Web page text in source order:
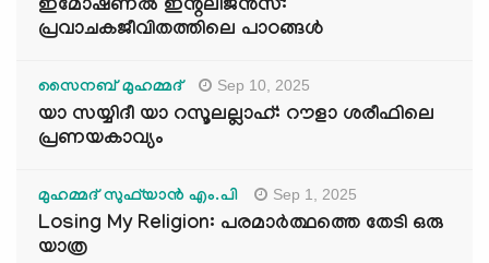
ഇമോഷണൽ ഇന്റലിജൻസ്:
പ്രവാചകജീവിതത്തിലെ പാഠങ്ങൾ
സൈനബ് മുഹമ്മദ് Sep 10, 2025
യാ സയ്യിദീ യാ റസൂലല്ലാഹ്: റൗളാ ശരീഫിലെ
പ്രണയകാവ്യം
മുഹമ്മദ് സുഫ്‌യാൻ എം.പി Sep 1, 2025
Losing My Religion: പരമാർത്ഥത്തെ തേടി ഒരു
യാത്ര